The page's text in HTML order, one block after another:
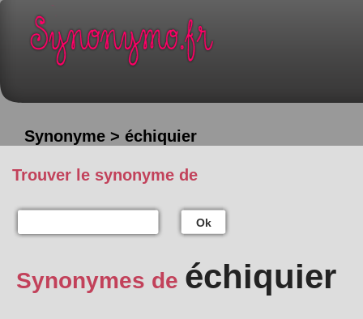
Synonyme > échiquier
Trouver le synonyme de
Ok
Synonymes de échiquier